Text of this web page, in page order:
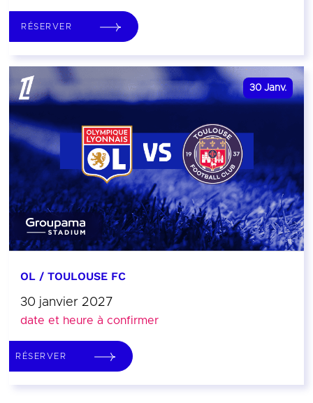
RÉSERVER
30 Janv.
OL / TOULOUSE FC
30 janvier 2027
date et heure à confirmer
RÉSERVER